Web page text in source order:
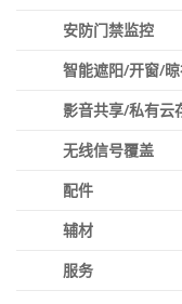
安防门禁监控
智能遮阳/开窗/
影音共享/私有云
无线信号覆盖
配件
辅材
服务